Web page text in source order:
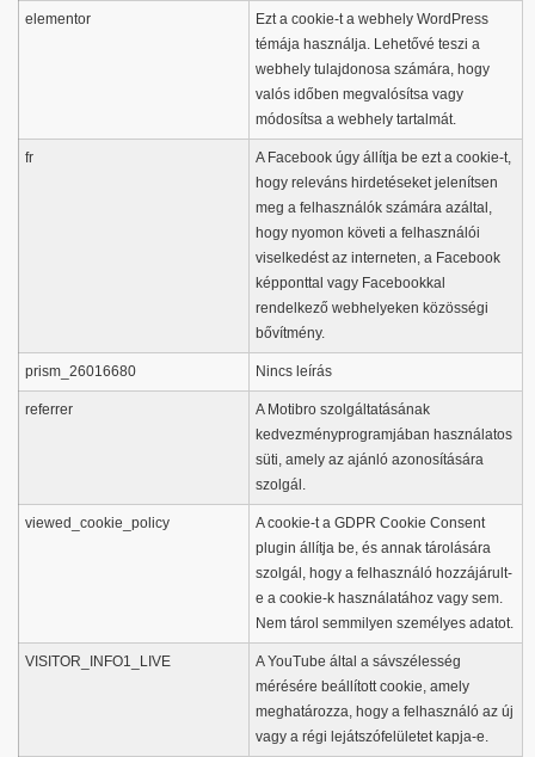
elementor
Ezt a cookie-t a webhely WordPress
témája használja. Lehetővé teszi a
webhely tulajdonosa számára, hogy
valós időben megvalósítsa vagy
módosítsa a webhely tartalmát.
fr
A Facebook úgy állítja be ezt a cookie-t,
hogy releváns hirdetéseket jelenítsen
meg a felhasználók számára azáltal,
hogy nyomon követi a felhasználói
viselkedést az interneten, a Facebook
képponttal vagy Facebookkal
rendelkező webhelyeken közösségi
bővítmény.
prism_26016680 Nincs leírás
referrer
A Motibro szolgáltatásának
kedvezményprogramjában használatos
süti, amely az ajánló azonosítására
szolgál.
viewed_cookie_policy
A cookie-t a GDPR Cookie Consent
plugin állítja be, és annak tárolására
szolgál, hogy a felhasználó hozzájárult-
e a cookie-k használatához vagy sem.
Nem tárol semmilyen személyes adatot.
VISITOR_INFO1_LIVE
A YouTube által a sávszélesség
mérésére beállított cookie, amely
meghatározza, hogy a felhasználó az új
vagy a régi lejátszófelületet kapja-e.